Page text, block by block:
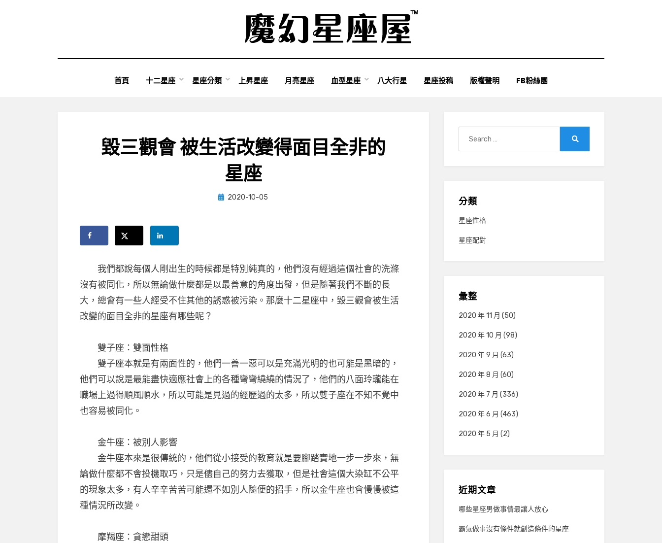
首頁 十二星座 星座分類 上昇星座 月亮星座 血型星座 八大行星 星座投稿 版權聲明 FB粉絲團
毀三觀會 被生活改變得面目全非的
星座
by小編
Posted
2020-10-05
我們都說每個人剛出生的時候都是特別純真的，他們沒有經過這個社會的洗滌
沒有被同化，所以無論做什麼都是以最善意的角度出發，但是隨著我們不斷的長
大，總會有一些人經受不住其他的誘惑被污染。那麼十二星座中，毀三觀會被生活
改變的面目全非的星座有哪些呢？
雙子座：雙面性格
雙子座本就是有兩面性的，他們一善一惡可以是充滿光明的也可能是黑暗的，
他們可以說是最能盡快適應社會上的各種彎彎繞繞的情況了，他們的八面玲瓏能在
職場上過得順風順水，所以可能是見過的經歷過的太多，所以雙子座在不知不覺中
也容易被同化。
金牛座：被別人影響
金牛座本來是很傳統的，他們從小接受的教育就是要腳踏實地一步一步來，無
論做什麼都不會投機取巧，只是儘自己的努力去獲取，但是社會這個大染缸不公平
的現象太多，有人辛辛苦苦可能還不如別人隨便的招手，所以金牛座也會慢慢被這
種情況所改變。
摩羯座：貪戀甜頭
分類
星座性格
星座配對
彙整
2020 年 11 月 (50)
2020 年 10 月 (98)
2020 年 9 月 (63)
2020 年 8 月 (60)
2020 年 7 月 (336)
2020 年 6 月 (463)
2020 年 5 月 (2)
近期文章
哪些星座男做事情最讓人放心
霸氣做事沒有條件就創造條件的星座